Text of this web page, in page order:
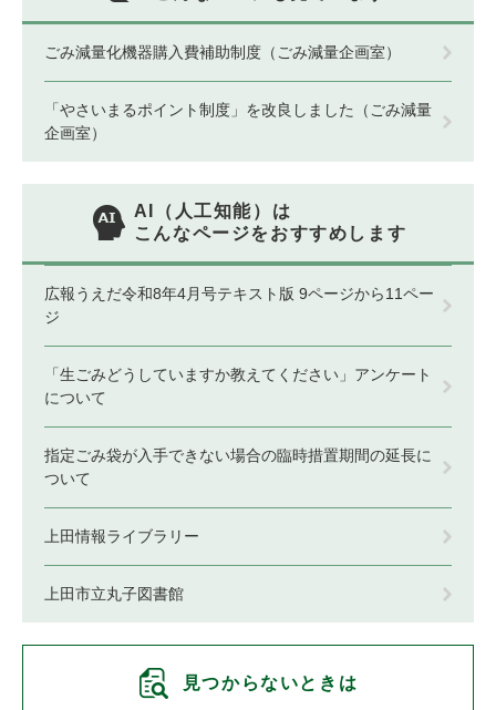
ごみ減量化機器購入費補助制度（ごみ減量企画室）
「やさいまるポイント制度」を改良しました（ごみ減量
企画室）
AI（人工知能）は
こんなページをおすすめします
広報うえだ令和8年4月号テキスト版 9ページから11ペー
ジ
「生ごみどうしていますか教えてください」アンケート
について
指定ごみ袋が入手できない場合の臨時措置期間の延長に
ついて
上田情報ライブラリー
上田市立丸子図書館
見つからないときは